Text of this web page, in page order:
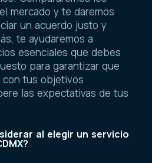
mercado y te daremos
un acuerdo justo y
te ayudaremos a
esenciales que debes
para garantizar que
tus objetivos
las expectativas de tus
al elegir un servicio